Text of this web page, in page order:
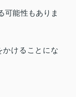
可能性もありま
かけることにな